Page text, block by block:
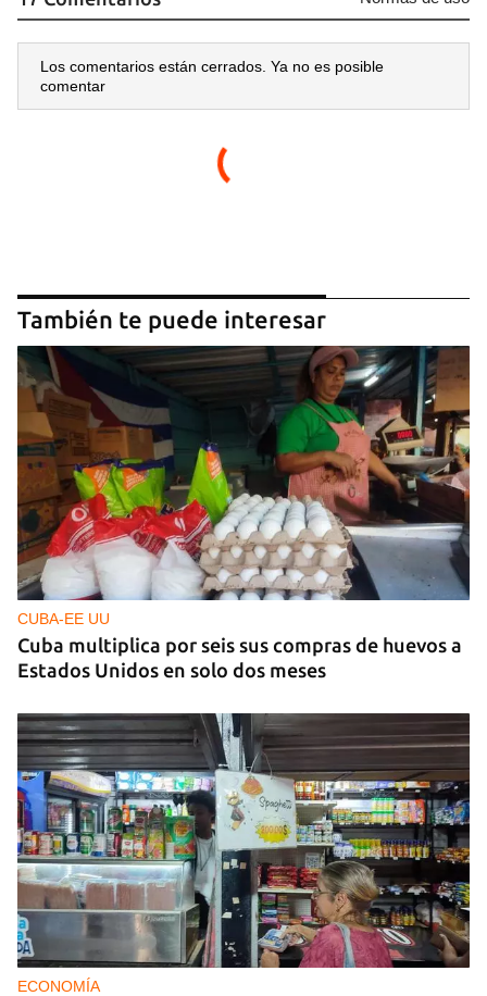
INICIAR SESIÓN CANCELAR
Los comentarios están cerrados. Ya no es posible
comentar
También te puede interesar
CUBA-EE UU
Cuba multiplica por seis sus compras de huevos a
Estados Unidos en solo dos meses
ECONOMÍA